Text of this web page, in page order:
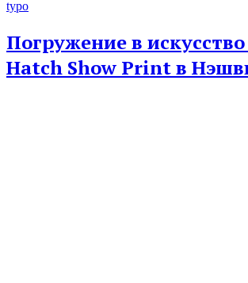
typo
Погружение в
Hatch Show Print в